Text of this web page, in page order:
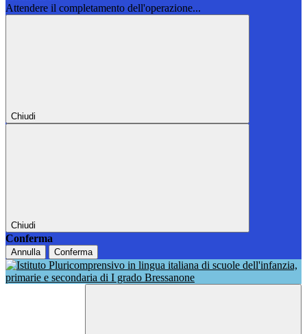
Attendere il completamento dell'operazione...
Chiudi
Chiudi
Conferma
Annulla Conferma